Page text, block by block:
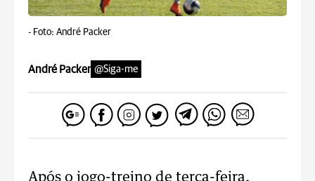
- Foto: André Packer
André Packer @Siga-me
Após o jogo-treino de terça-feira,